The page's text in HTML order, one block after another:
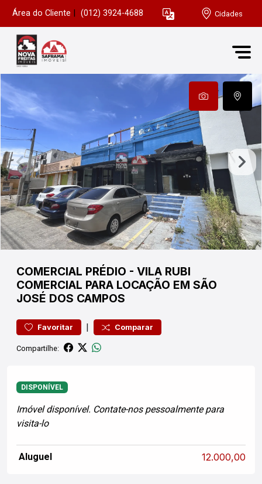
Área do Cliente (012) 3924-4688 Cidades
COMERCIAL PRÉDIO - VILA RUBI
COMERCIAL PARA LOCAÇÃO EM SÃO
JOSÉ DOS CAMPOS
Favoritar | Comparar
Compartilhe:
DISPONÍVEL
Imóvel disponível. Contate-nos pessoalmente para
visita-lo
Aluguel 12.000,00